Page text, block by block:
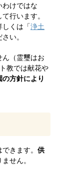
わけではな
行います。
くは「浄土
い。
（霊璽はお
教では献花や
方針により
きます。 供
せん。